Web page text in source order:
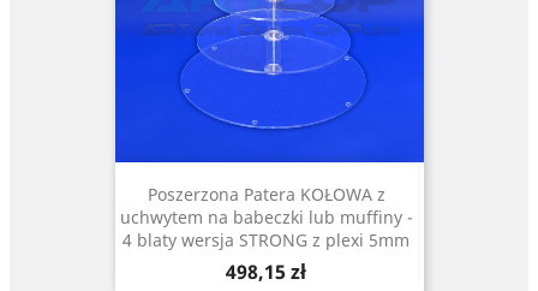
Poszerzona Patera KOŁOWA z
uchwytem na babeczki lub muffiny -
4 blaty wersja STRONG z plexi 5mm
Cena
498,15 zł